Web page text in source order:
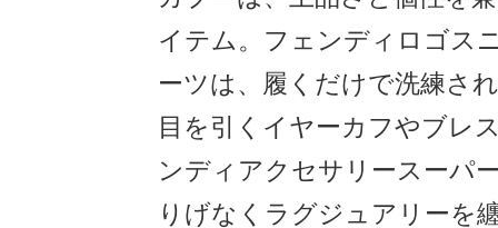
イテム。フェンディロゴス
ーツは、履くだけで洗練さ
目を引くイヤーカフやブレ
ンディアクセサリースーパ
りげなくラグジュアリーを